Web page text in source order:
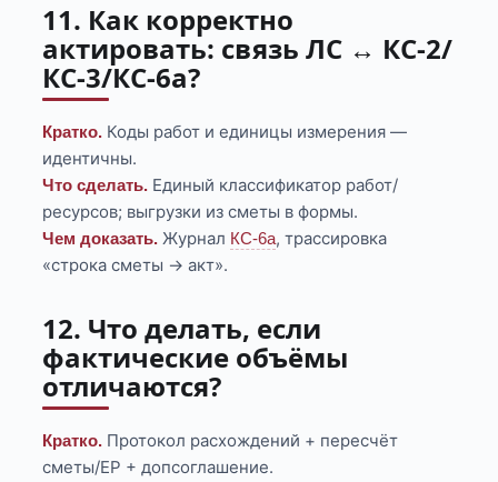
11. Как корректно
актировать: связь ЛС ↔ КС-2/
КС-3/КС-6а?
Кратко. Коды работ и единицы измерения —
идентичны.
Что сделать. Единый классификатор работ/
ресурсов; выгрузки из сметы в формы.
Чем доказать. Журнал КС-6а, трассировка
«строка сметы → акт».
12. Что делать, если
фактические объёмы
отличаются?
Кратко. Протокол расхождений + пересчёт
сметы/ЕР + допсоглашение.